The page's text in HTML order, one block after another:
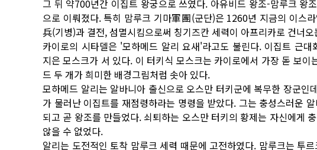
그 뒤 약700년간 이집트 왕궁으로 쓰였다. 아유비드 왕조-맘루크 왕
으로 이뤄졌다. 특히 맘루크 기마軍團(군단)은 1260년 지금의 이스
兵(기병)과 결전, 섬멸시킴으로써 칭기즈칸 세력이 아프리카로 건너
카이로의 시타델은 '모하메드 알리 요새'라고도 불린다. 이집트 근
지은 모스크가 서 있다. 이 터키식 모스크는 카이로에서 가장 돋 보
드 두 개가 희미한 배경그림처럼 솟아 있다.
모하메드 알리는 알바니아 출신으로 오스만 터키군에 복무한 장군
가 물러난 이집트를 재점령하라는 명령을 받았다. 그는 충성스러운
되고 곧 왕조를 만들었다. 쇠퇴하는 오스만 터키의 황제는 자신에게
않을 수 없었다.
알리는 도전적인 토착 맘루크 세력 때문에 고전하였다. 맘루크는 투